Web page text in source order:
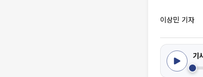
이상민 기자
기